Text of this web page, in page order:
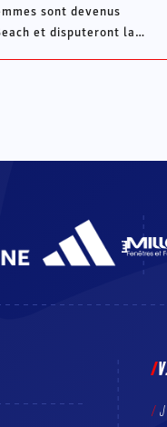
sont devenus
et disputeront la